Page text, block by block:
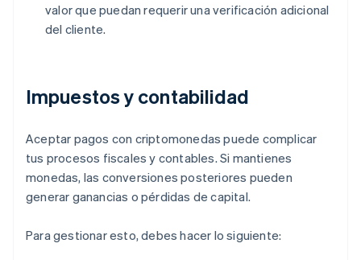
valor que puedan requerir una verificación adicional
del cliente.
Impuestos y contabilidad
Aceptar pagos con criptomonedas puede complicar
tus procesos fiscales y contables. Si mantienes
monedas, las conversiones posteriores pueden
generar ganancias o pérdidas de capital.
Para gestionar esto, debes hacer lo siguiente: